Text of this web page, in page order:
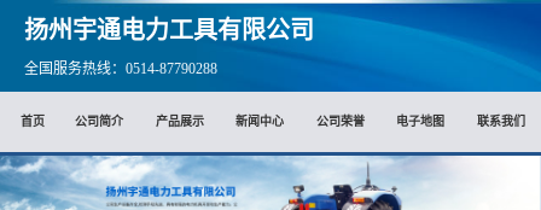
扬州宇通电力工具有限公司
全国服务热线：0514-87790288
首页 公司简介 产品展示 新闻中心 公司荣誉 电子地图 联系我们